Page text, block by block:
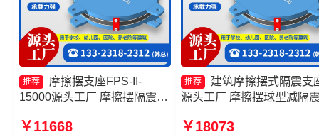
推荐
摩擦摆支座FPS-II-
15000源头工厂 摩擦摆隔震支
工厂 建筑摩擦隔震支座价格
￥11668
推荐
建筑摩擦摆式隔震支
源头工厂 摩擦摆球型减隔
工厂 摩擦摆式橡胶隔震支
￥18073